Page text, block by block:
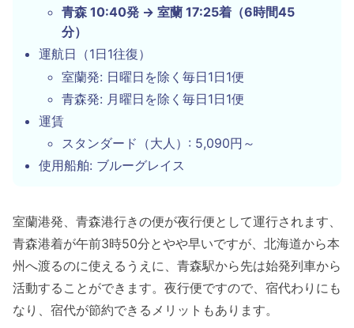
青森 10:40発 → 室蘭 17:25着（6時間45
分）
運航日（1日1往復）
室蘭発: 日曜日を除く毎日1日1便
青森発: 月曜日を除く毎日1日1便
運賃
スタンダード（大人）: 5,090円～
使用船舶: ブルーグレイス
室蘭港発、青森港行きの便が夜行便として運行されます、
青森港着が午前3時50分とやや早いですが、北海道から本
州へ渡るのに使えるうえに、青森駅から先は始発列車から
活動することができます。夜行便ですので、宿代わりにも
なり、宿代が節約できるメリットもあります。